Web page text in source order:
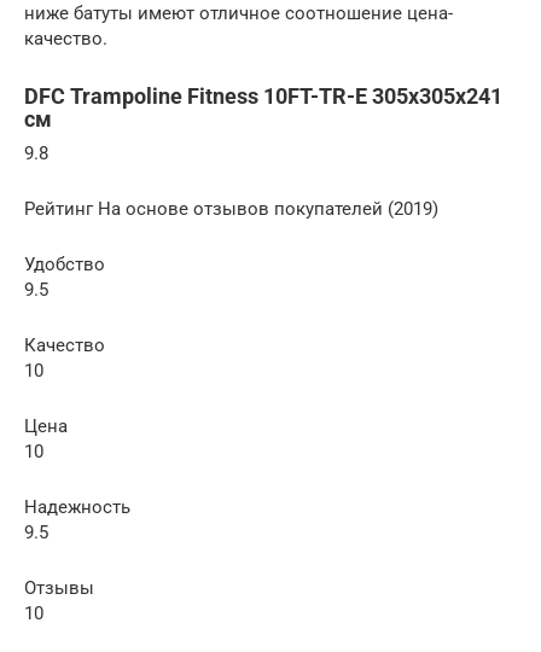
ниже батуты имеют отличное соотношение цена-
качество.
DFC Trampoline Fitness 10FT-TR-E 305х305х241
см
9.8
Рейтинг На основе отзывов покупателей (2019)
Удобство
9.5
Качество
10
Цена
10
Надежность
9.5
Отзывы
10